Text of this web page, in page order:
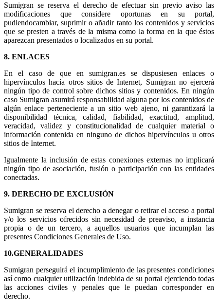
Sumigran se reserva el derecho de efectuar sin previo aviso las
modificaciones que considere oportunas en su portal,
pudiendocambiar, suprimir o añadir tanto los contenidos y servicios
que se presten a través de la misma como la forma en la que éstos
aparezcan presentados o localizados en su portal.
8. ENLACES
En el caso de que en sumigran.es se dispusiesen enlaces o
hipervínculos hacía otros sitios de Internet, Sumigran no ejercerá
ningún tipo de control sobre dichos sitios y contenidos. En ningún
caso Sumigran asumirá responsabilidad alguna por los contenidos de
algún enlace perteneciente a un sitio web ajeno, ni garantizará la
disponibilidad técnica, calidad, fiabilidad, exactitud, amplitud,
veracidad, validez y constitucionalidad de cualquier material o
información contenida en ninguno de dichos hipervínculos u otros
sitios de Internet.
Igualmente la inclusión de estas conexiones externas no implicará
ningún tipo de asociación, fusión o participación con las entidades
conectadas.
9. DERECHO DE EXCLUSIÓN
Sumigran se reserva el derecho a denegar o retirar el acceso a portal
y/o los servicios ofrecidos sin necesidad de preaviso, a instancia
propia o de un tercero, a aquellos usuarios que incumplan las
presentes Condiciones Generales de Uso.
10.GENERALIDADES
Sumigran perseguirá el incumplimiento de las presentes condiciones
así como cualquier utilización indebida de su portal ejerciendo todas
las acciones civiles y penales que le puedan corresponder en
derecho.